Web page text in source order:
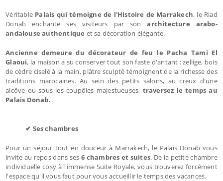
Véritable Palais qui témoigne de l'Histoire de Marrakech, le Riad
Donab enchante ses visiteurs par sonarchitecture arabo-
andalouse authentique et sa décoration élégante.
Ancienne demeure du décorateur de feu le Pacha Tami El
Glaoui, la maison a su conserver tout son faste d'antant : zellige, bois
de cèdre ciselé à la main, plâtre sculpté témoignent de la richesse des
traditions marocaines. Au sein des petits salons, au creux d'une
alcôve ou sous les coupôles majestueuses, traversez le temps au
Palais Donab.
✔ Ses chambres
Pour un séjour tout en douceur à Marrakech, le Palais Donab vous
invite au repos dans ses 6 chambres et suites. De la petite chambre
individuelle cosy à l'immense Suite Royale, vous trouverez forcément
l'espace qu'il vous faut pour vous accueillir le temps des vacances.